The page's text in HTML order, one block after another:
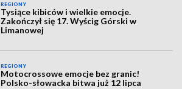
REGIONY
Tysiące kibiców i wielkie emocje.
Zakończył się 17. Wyścig Górski w
Limanowej
REGIONY
Motocrossowe emocje bez granic!
Polsko-słowacka bitwa już 12 lipca